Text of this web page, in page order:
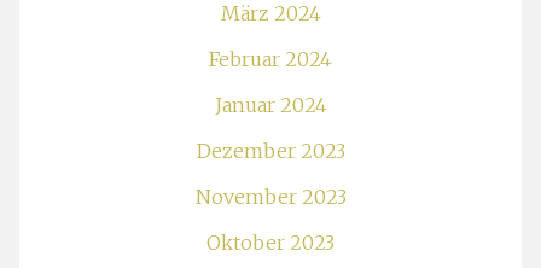
März 2024
Februar 2024
Januar 2024
Dezember 2023
November 2023
Oktober 2023